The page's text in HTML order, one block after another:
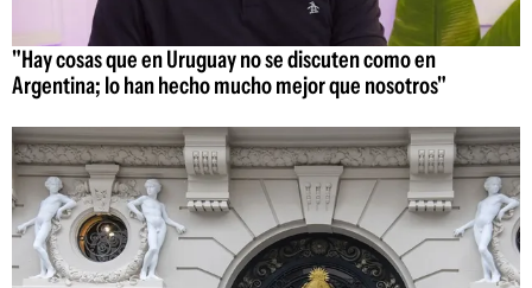
"Hay cosas que en Uruguay no se discuten como en
Argentina; lo han hecho mucho mejor que nosotros"